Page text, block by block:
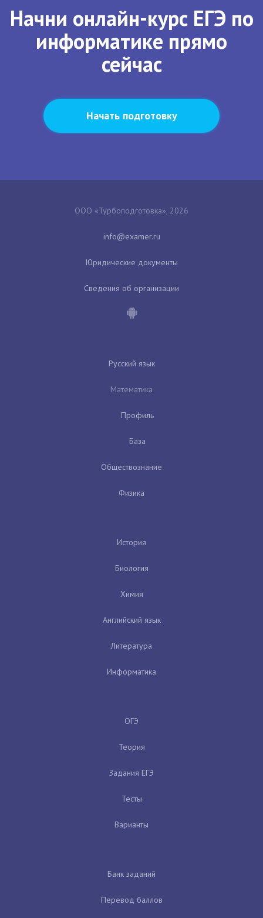
Начни онлайн-курс ЕГЭ по
информатике прямо
сейчас
Начать подготовку
ООО «Турбоподготовка», 2026
Юридические документы
Сведения об организации
Русский язык
Математика
Профиль
База
Обществознание
Физика
История
Биология
Химия
Английский язык
Литература
Информатика
ОГЭ
Теория
Задания ЕГЭ
Тесты
Варианты
Банк заданий
Перевод баллов